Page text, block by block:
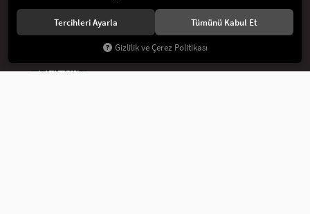
Sosyal MedyaTercihleri Ayarla Tümünü Kabul Et
Gizlilik ve Çerez Politikası